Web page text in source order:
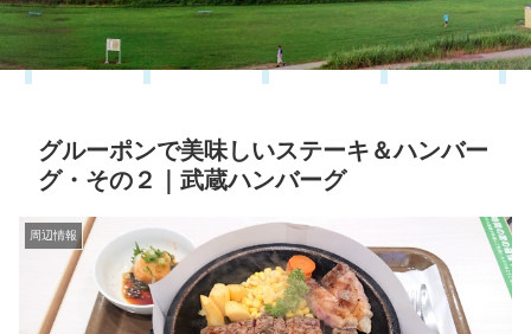
グルーポンで美味しいステーキ＆ハンバー
グ・その２｜武蔵ハンバーグ
周辺情報